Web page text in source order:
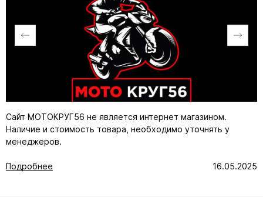
Сайт МОТОКРУГ56 не является интернет магазином.
Наличие и стоимость товара, необходимо уточнять у
менеджеров.
Подробнее 16.05.2025